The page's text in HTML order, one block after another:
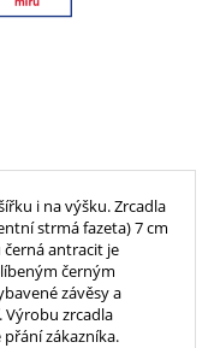
i na výšku. Zrcadla
strmá fazeta) 7 cm
antracit je
černým
závěsy a
zrcadla
zákazníka.